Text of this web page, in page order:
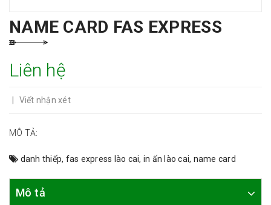
NAME CARD FAS EXPRESS
Liên hệ
Viết nhận xét
MÔ TẢ:
danh thiếp, fas express lào cai, in ấn lào cai, name card
Mô tả